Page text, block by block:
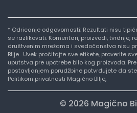
* Odricanje odgovornosti: Rezultati nisu
se razlikovati. Komentari, proizvodi, tvrdnje,
društvenim mrežama i svedočanstva nisu
BIlje . Uvek pročitajte sve etikete, proverite
uputstva pre upotrebe bilo kog proizvoda.
postavljanjem porudžbine potvrđujete da
Politikom privatnosti Magično BIlje,
© 2026 Magično